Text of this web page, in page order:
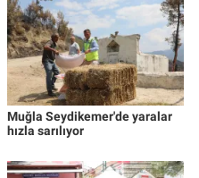
Muğla Seydikemer'de yaralar
hızla sarılıyor